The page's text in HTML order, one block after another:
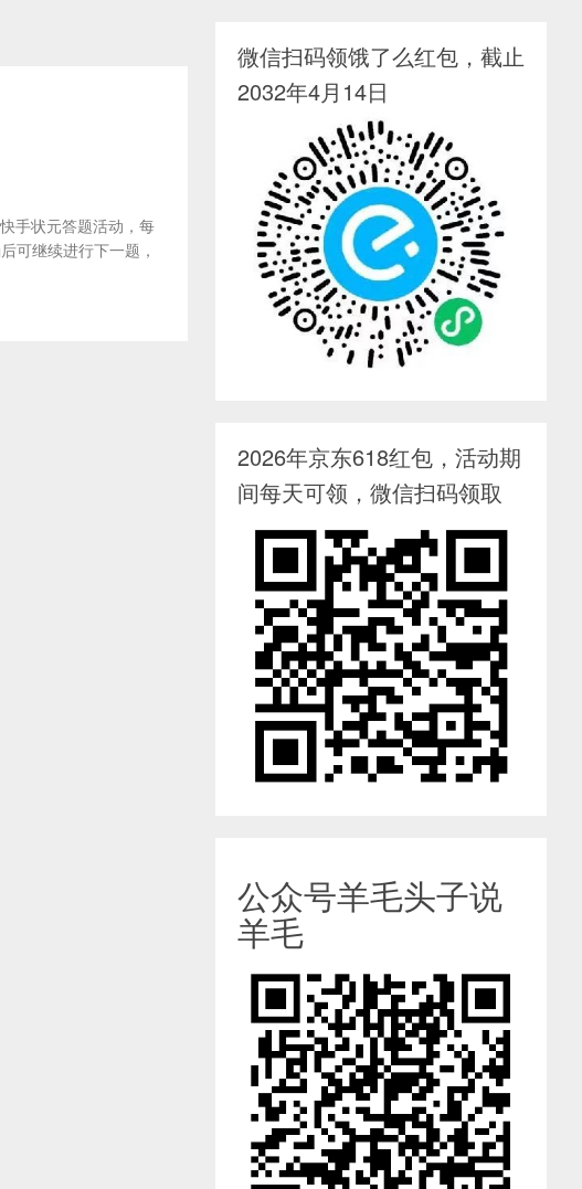
手状元答题活动，每
可继续进行下一题，
微信扫码领饿了么红包，截止
2032年4月14日
2026年京东618红包，活动期
间每天可领，微信扫码领取
公众号羊毛头子说
羊毛